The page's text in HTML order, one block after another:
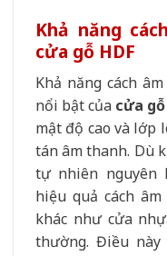
Khả năng
cửa gỗ HDF
Khả năng cách
nổi bật của cửa gỗ
mật độ cao và lớp
tán âm thanh. Dù
tự nhiên nguyên
hiệu quả cách
khác như cửa
thường. Điều